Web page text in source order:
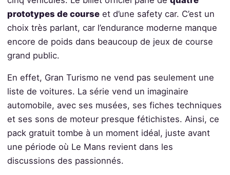
prototypes de courseet d’une safety car. C’est un
choix très parlant, car l’endurance moderne manque
encore de poids dans beaucoup de jeux de course
grand public.
En effet, Gran Turismo ne vend pas seulement une
liste de voitures. La série vend un imaginaire
automobile, avec ses musées, ses fiches techniques
et ses sons de moteur presque fétichistes. Ainsi, ce
pack gratuit tombe à un moment idéal, juste avant
une période où Le Mans revient dans les
discussions des passionnés.